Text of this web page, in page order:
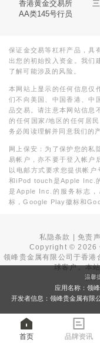
香港黄金交易所
AA类145号行员
保证金交易等杠杆产品，具
出您的初始投入资金。我们
了解可能涉及的风险。
本网站上显示的任何信息仅
们不向美国、中国香港、中
品交易。请注意本网站信息
的任何国家/地区的任何居
务必阅读理解并同意我们的
网上保安：为了保护您的私
易帐户，亦不要于登入帐户
以电邮方式要求您提供帐
和iPod touch是Apple Inc.
是Apple Inc.的服务标志
标，Google Play徽标和
私隐条款 |免责
Copyright ©2026
领峰贵金属有限公司于香港
球客户。本
投
首页 品牌资讯
温馨
应用名称：领
开发者信息：领峰贵金属有限